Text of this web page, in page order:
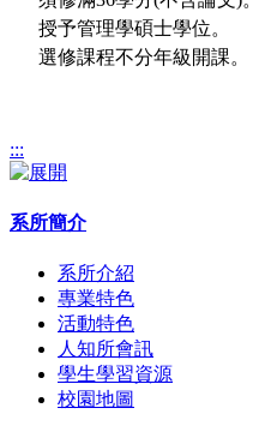
授予管理學碩士學位。
選修課程不分年級開課。
:::
系所簡介
系所介紹
專業特色
活動特色
人知所會訊
學生學習資源
校園地圖